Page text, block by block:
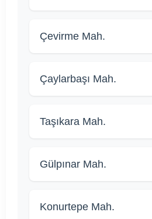
Çevirme Mah.
Çaylarbaşı Mah.
Taşıkara Mah.
Gülpınar Mah.
Konurtepe Mah.